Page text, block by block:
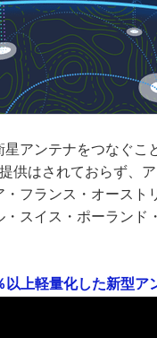
アンテナをつなぐ
供はされておらず、
フランス・オースト
スイス・ポーランド
上軽量化した新型ア